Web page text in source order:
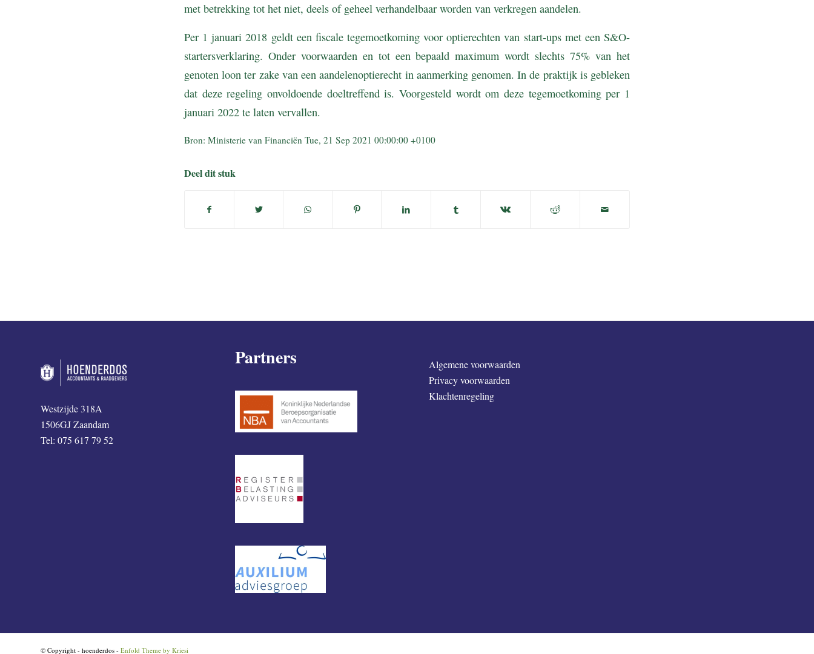
met betrekking tot het niet, deels of geheel verhandelbaar worden van verkregen aandelen.
Per 1 januari 2018 geldt een fiscale tegemoetkoming voor optierechten van start-ups met een S&O-
startersverklaring. Onder voorwaarden en tot een bepaald maximum wordt slechts 75% van het
genoten loon ter zake van een aandelenoptierecht in aanmerking genomen. In de praktijk is gebleken
dat deze regeling onvoldoende doeltreffend is. Voorgesteld wordt om deze tegemoetkoming per 1
januari 2022 te laten vervallen.
Bron: Ministerie van Financiën Tue, 21 Sep 2021 00:00:00 +0100
Deel dit stuk
Westzijde 318A
1506GJ Zaandam
Tel: 075 617 79 52
Partners
Algemene voorwaarden
Privacy voorwaarden
Klachtenregeling
© Copyright - hoenderdos - Enfold Theme by Kriesi